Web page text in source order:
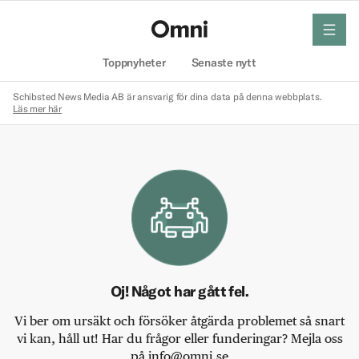
Toppnyheter Senaste nytt
meny
Schibsted News Media AB är ansvarig för dina data på denna webbplats.
Läs mer här
Oj! Något har gått fel.
Vi ber om ursäkt och försöker åtgärda problemet så snart
vi kan, håll ut! Har du frågor eller funderingar? Mejla oss